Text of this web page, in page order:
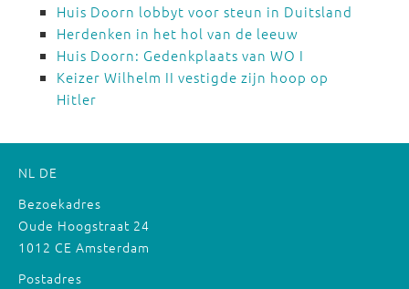
Huis Doorn lobbyt voor steun in Duitsland
Herdenken in het hol van de leeuw
Huis Doorn: Gedenkplaats van WO I
Keizer Wilhelm II vestigde zijn hoop op
Hitler
NL DE
Bezoekadres
Oude Hoogstraat 24
1012 CE Amsterdam
Postadres